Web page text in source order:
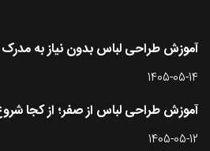
آموزش طراحی لباس بدون نیاز به
1405-05-14
آموزش طراحی لباس از صفر؛ از کجا
1405-05-12